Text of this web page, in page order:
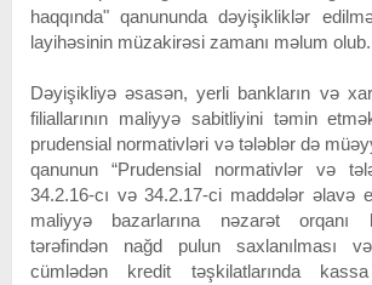
haqqında" qanununda dəyişikliklər
layihəsinin müzakirəsi zamanı məlum olub.
Dəyişikliyə əsasən, yerli bankların və
filiallarının maliyyə sabitliyini təmin
prudensial normativləri və tələblər də
qanunun “Prudensial normativlər və
34.2.16-cı və 34.2.17-ci maddələr əlavə
maliyyə bazarlarına nəzarət orqanı
tərəfindən nağd pulun saxlanılması
cümlədən kredit təşkilatlarında kassa